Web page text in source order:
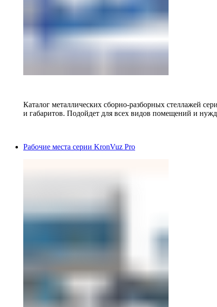
Каталог металлических сборно-разборных стеллажей
и габаритов. Подойдет для всех видов помещений и
Рабочие места серии KronVuz Pro